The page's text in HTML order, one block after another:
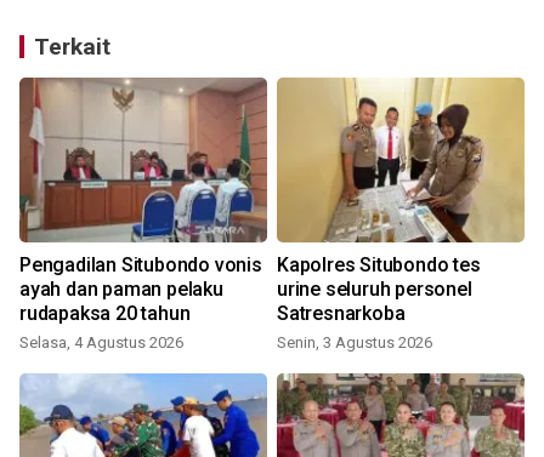
Terkait
Pengadilan Situbondo vonis
ayah dan paman pelaku
rudapaksa 20 tahun
Selasa, 4 Agustus 2026
Kapolres Situbondo tes
urine seluruh personel
Satresnarkoba
Senin, 3 Agustus 2026